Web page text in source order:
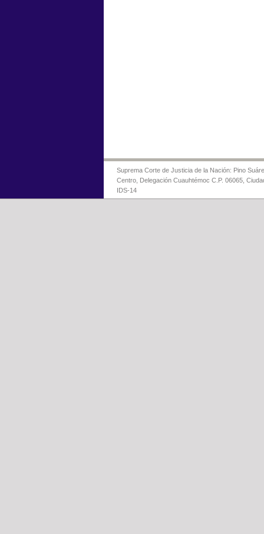
Suprema Corte de Justicia de la Nación: Pino
Centro, Delegación Cuauhtémoc C.P. 06065,
IDS-14